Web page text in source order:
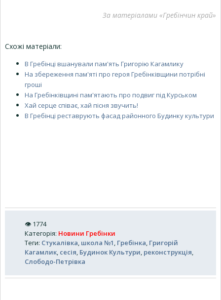
За матеріалами «Гребінчин край»
Схожі матеріали:
В Гребінці вшанували пам'ять Григорію Кагамлику
На збереження пам'яті про героя Гребінківщини потрібні
гроші
На Гребінківщині пам'ятають про подвиг під Курськом
Хай серце співає, хай пісня звучить!
В Гребінці реставрують фасад районного Будинку культури
👁 1774
Категорія: Новини Гребінки
Теги: Стукалівка школа №1 Гребінка Григорій
Кагамлик сесія Будинок Культури реконструкція
Слободо-Петрівка